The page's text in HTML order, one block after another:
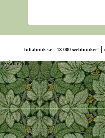
hittabutik.se - 13.000 webbutiker!|
& Malte Ådinsson